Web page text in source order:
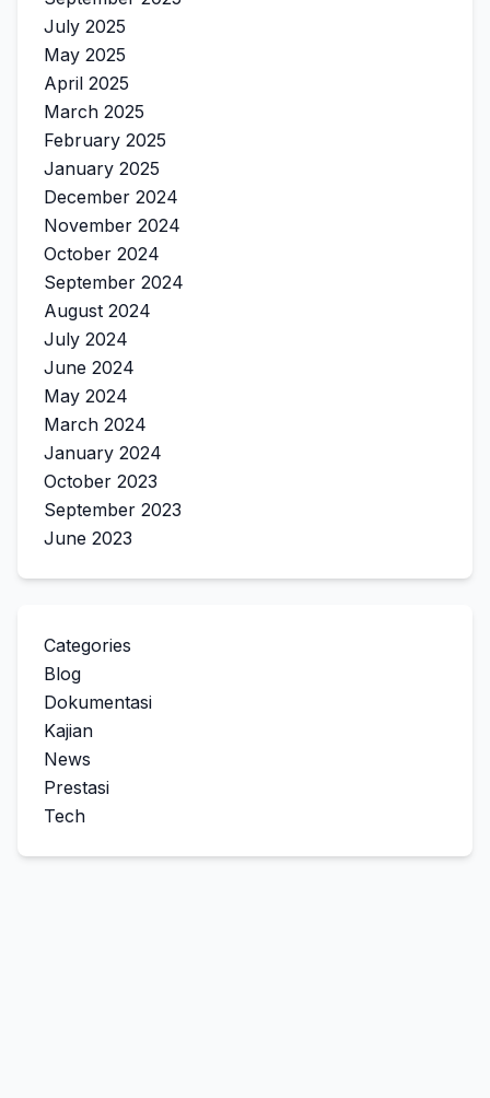
July 2025
May 2025
April 2025
March 2025
February 2025
January 2025
December 2024
November 2024
October 2024
September 2024
August 2024
July 2024
June 2024
May 2024
March 2024
January 2024
October 2023
September 2023
June 2023
Categories
Blog
Dokumentasi
Kajian
News
Prestasi
Tech